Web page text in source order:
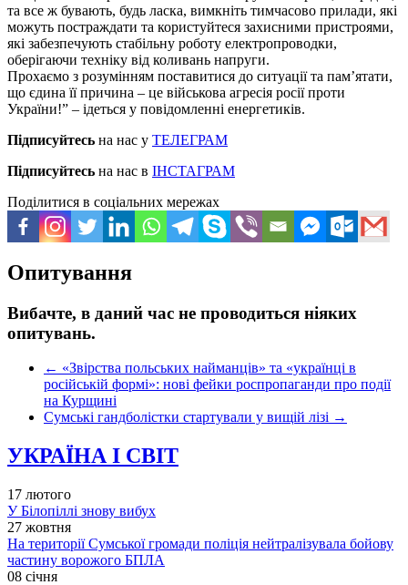
та все ж бувають, будь ласка, вимкніть тимчасово прилади, які
можуть постраждати та користуйтеся захисними пристроями,
які забезпечують стабільну роботу електропроводки,
оберігаючи техніку від коливань напруги.
Прохаємо з розумінням поставитися до ситуації та пам’ятати,
що єдина її причина – це військова агресія росії проти
України!” – ідеться у повідомленні енергетиків.
Підписуйтесь на нас у ТЕЛЕГРАМ
Підписуйтесь на нас в ІНСТАГРАМ
Поділитися в соціальних мережах
Опитування
Вибачте, в даний час не проводиться ніяких
опитувань.
← «Звірства польських найманців» та «українці в
російській формі»: нові фейки роспропаганди про події
на Курщині
Сумські гандболістки стартували у вищій лізі →
УКРАЇНА І СВІТ
17 лютого
У Білопіллі знову вибух
27 жовтня
На території Сумської громади поліція нейтралізувала бойову
частину ворожого БПЛА
08 січня